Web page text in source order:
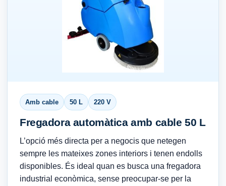
Amb cable 50 L 220 V
Fregadora automàtica amb cable 50 L
L’opció més directa per a negocis que netegen
sempre les mateixes zones interiors i tenen endolls
disponibles. És ideal quan es busca una fregadora
industrial econòmica, sense preocupar-se per la